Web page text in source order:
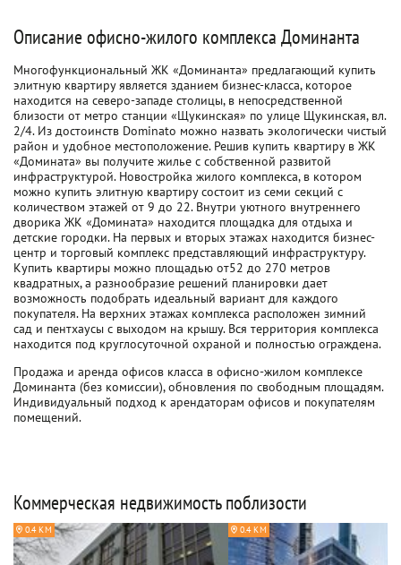
Описание офисно-жилого комплекса Доминанта
Многофункциональный ЖК «Доминанта» предлагающий купить
элитную квартиру является зданием бизнес-класса, которое
находится на северо-западе столицы, в непосредственной
близости от метро станции «Щукинская» по улице Щукинская, вл.
2/4. Из достоинств Dominato можно назвать экологически чистый
район и удобное местоположение. Решив купить квартиру в ЖК
«Домината» вы получите жилье с собственной развитой
инфраструктурой. Новостройка жилого комплекса, в котором
можно купить элитную квартиру состоит из семи секций с
количеством этажей от 9 до 22. Внутри уютного внутреннего
дворика ЖК «Домината» находится площадка для отдыха и
детские городки. На первых и вторых этажах находится бизнес-
центр и торговый комплекс представляющий инфраструктуру.
Купить квартиры можно площадью от52 до 270 метров
квадратных, а разнообразие решений планировки дает
возможность подобрать идеальный вариант для каждого
покупателя. На верхних этажах комплекса расположен зимний
сад и пентхаусы с выходом на крышу. Вся территория комплекса
находится под круглосуточной охраной и полностью ограждена.
Продажа и аренда офисов класса в офисно-жилом комплексе
Доминанта (без комиссии), обновления по свободным площадям.
Индивидуальный подход к арендаторам офисов и покупателям
помещений.
Коммерческая недвижимость поблизости
0.4 КМ 0.4 КМ